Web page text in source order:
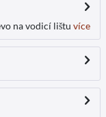
na vodicí lištu více